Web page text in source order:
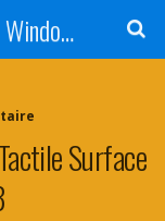
Windows 11 - Windows 10 - Windows 8 - Windows 7 - VISTA
Surface